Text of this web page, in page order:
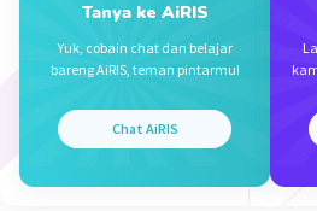
Beri Rating
Tanya ke AiRIS
Yuk, cobain chat dan belajar
bareng AiRIS, teman pintarmu!
Chat AiRIS